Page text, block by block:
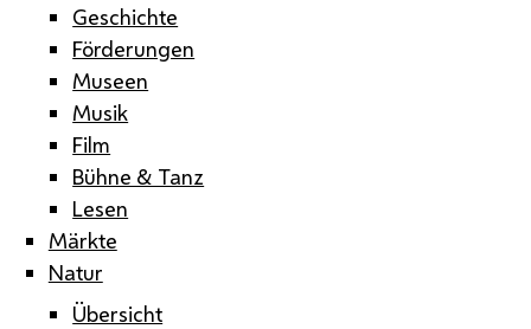
Geschichte
Förderungen
Museen
Musik
Film
Bühne & Tanz
Lesen
Märkte
Natur
Übersicht